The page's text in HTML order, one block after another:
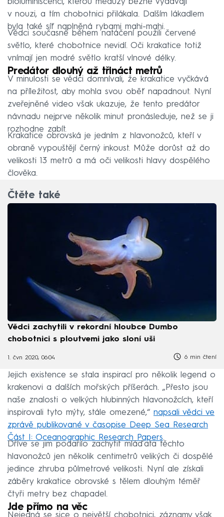
v nouzi, a tím chobotnici přilákala. Dalším lákadlem
byla také síť naplněná rybami mahi-mahi.
Vědci současně během natáčení použili červené
světlo, které chobotnice nevidí. Oči krakatice totiž
vnímají jen modré světlo kratší vlnové délky.
Predátor dlouhý až třináct metrů
V minulosti se vědci domnívali, že krakatice vyčkává
na příležitost, aby mohla svou oběť napadnout. Nyní
zveřejněné video však ukazuje, že tento predátor
návnadu nejprve několik minut pronásleduje, než se ji
rozhodne zabít.
Krakatice obrovská je jedním z hlavonožců, kteří v
obraně vypouštějí černý inkoust. Může dorůst až do
velikosti 13 metrů a má oči velikosti hlavy dospělého
člověka.
Čtěte také
Vědci zachytili v rekordní hloubce Dumbo
chobotnici s ploutvemi jako sloní uši
1. čvn 2020, 06:04 6 min čtení
Jejich existence se stala inspirací pro několik legend o
krakenovi a dalších mořských příšerách. „Přesto jsou
naše znalosti o velkých hlubinných hlavonožcích, kteří
inspirovali tyto mýty, stále omezené,“ napsali vědci ve
zprávě publikované v časopise Deep Sea Research
Část I: Oceanographic Research Papers.
Dříve se jim podařilo zachytit mláďata těchto
hlavonožců jen několik centimetrů velikých či dospělé
jedince zhruba půlmetrové velikosti. Nyní ale získali
záběry krakatice obrovské s tělem dlouhým téměř
čtyři metry bez chapadel.
Jde přímo na věc
Nejedná se sice o největší chobotnici, záznamy však